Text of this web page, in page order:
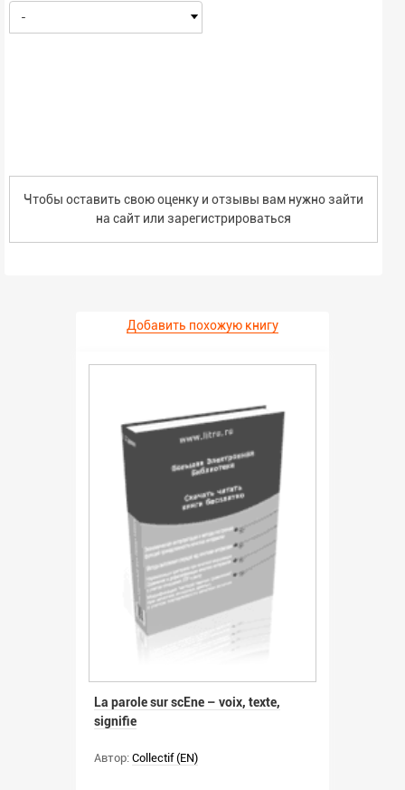
-
Чтобы оставить свою оценку и отзывы вам нужно зайти
на сайт или зарегистрироваться
Добавить похожую книгу
La parole sur scEne – voix, texte,
signifie
Автор: Collectif (EN)